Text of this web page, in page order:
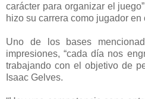
carácter para organizar el
hizo su carrera como jugador en
Uno de los bases
impresiones, “cada día nos
trabajando con el objetivo de
Isaac Gelves.